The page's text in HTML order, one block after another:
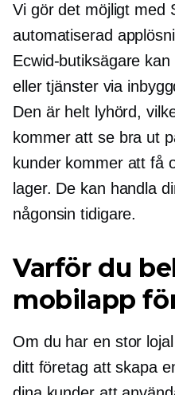
Vi gör det möjligt med
automatiserad
Ecwid-butiksägare
eller tjänster via
Den är helt lyhörd,
kommer att se bra ut
kunder kommer att få
lager. De kan handla
någonsin tidigare.
Varför du
mobilapp
Om du har en stor
ditt företag att skapa